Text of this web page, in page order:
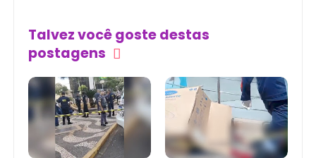
Talvez você goste destas
postagens